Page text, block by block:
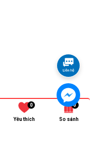
Electronics
Yêu thích
0
So sánh
0